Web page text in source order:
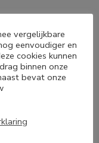
vergelijkbare
eenvoudiger en
cookies kunnen
binnen onze
bevat onze